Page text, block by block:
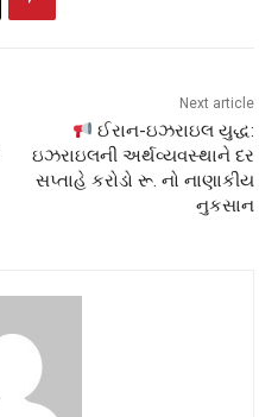
Next article
ઈરાન-ઇઝરાઇલ યુદ્ધ:
ઇઝરાઇલની અર્થવ્યવસ્થાને દર
સપ્તાહે કરોડો રૂ. નો નાણાકીય
નુકસાન